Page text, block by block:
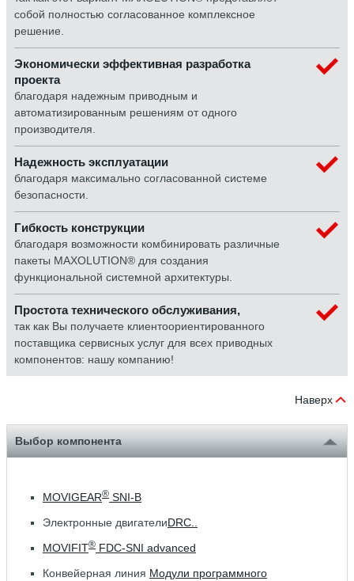
собой полностью согласованное комплексное
решение.
Экономически эффективная разработка
проекта
благодаря надежным приводным и
автоматизированным решениям от одного
производителя.
Надежность эксплуатации
благодаря максимально согласованной системе
безопасности.
Гибкость конструкции
благодаря возможности комбинировать различные
пакеты MAXOLUTION® для создания
функциональной системной архитектуры.
Простота технического обслуживания,
так как Вы получаете клиентоориентированного
поставщика сервисных услуг для всех приводных
компонентов: нашу компанию!
Наверх
Выбор компонента
MOVIGEAR® SNI-B
Электронные двигателиDRC..
MOVIFIT® FDC-SNI advanced
Конвейерная линия Модули программного